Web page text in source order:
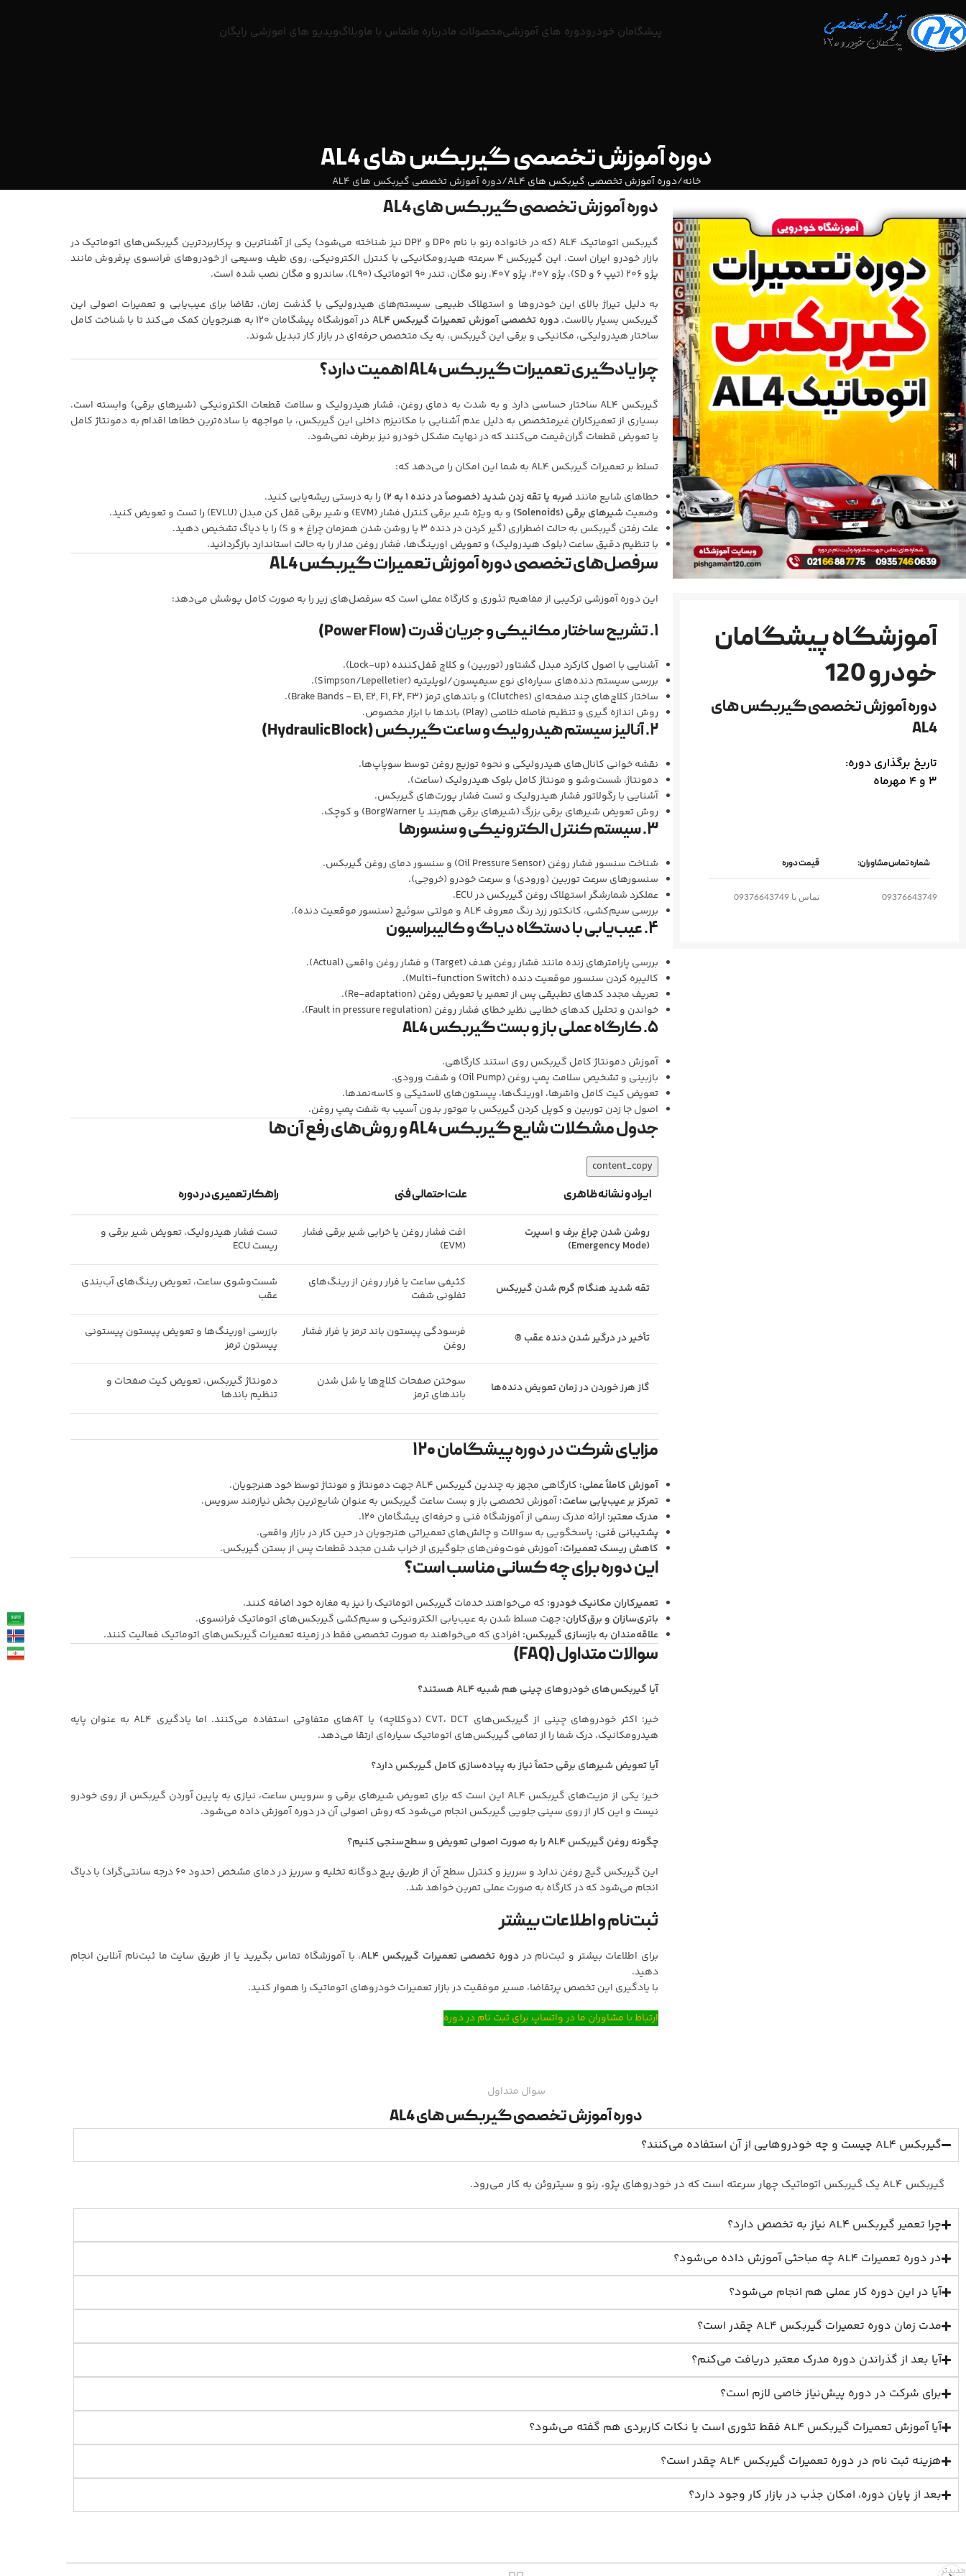
پیشگامان خودرودوره های آموزشیمحصولات مادرباره ماتماس با ماوبلاگویدیو های اموزشی رایگان
دوره آموزش تخصصی گیربکس های AL4
خانه دوره آموزش تخصصی گیربکس های AL4 دوره آموزش تخصصی گیربکس های AL4
آموزشگاه پیشگامان
خودرو 120
دوره آموزش تخصصی گیربکس های
AL4
تاریخ برگذاری دوره:
3 و 4 مهرماه
شماره تماس مشاوران: قیمت دوره
09376643749 تماس با 09376643749
دوره آموزش تخصصی گیربکس های AL4
گیربکس اتوماتیک AL4 (که در خانواده رنو با نام DP0 و DP2 نیز شناخته می‌شود) یکی از آشناترین و پرکاربردترین گیربکس‌های اتوماتیک در
بازار خودرو ایران است. این گیربکس ۴ سرعته هیدرومکانیکی با کنترل الکترونیکی، روی طیف وسیعی از خودروهای فرانسوی پرفروش مانند
پژو ۲۰۶ (تیپ ۶ و SD)، پژو ۲۰۷، پژو ۴۰۷، رنو مگان، تندر ۹۰ اتوماتیک (L90)، ساندرو و مگان نصب شده است.
به دلیل تیراژ بالای این خودروها و استهلاک طبیعی سیستم‌های هیدرولیکی با گذشت زمان، تقاضا برای عیب‌یابی و تعمیرات اصولی این
گیربکس بسیار بالاست.دوره تخصصی آموزش تعمیرات گیربکس AL4
در آموزشگاه پیشگامان ۱۲۰ به هنرجویان کمک می‌کند تا با شناخت کامل
ساختار هیدرولیکی، مکانیکی و برقی این گیربکس، به یک متخصص حرفه‌ای در بازار کار تبدیل شوند.
چرا یادگیری تعمیرات گیربکس AL4 اهمیت دارد؟
گیربکس AL4 ساختار حساسی دارد و به شدت به دمای روغن، فشار هیدرولیک و سلامت قطعات الکترونیکی (شیرهای برقی) وابسته است.
بسیاری از تعمیرکاران غیرمتخصص به دلیل عدم آشنایی با مکانیزم داخلی این گیربکس، با مواجهه با ساده‌ترین خطاها اقدام به دمونتاژ کامل
یا تعویض قطعات گران‌قیمت می‌کنند که در نهایت مشکل خودرو نیز برطرف نمی‌شود.
تسلط بر تعمیرات گیربکس AL4 به شما این امکان را می‌دهد که:
خطاهای شایع مانندضربه یا تقه زدن شدید (خصوصاً در دنده ۱ به ۲)
را به درستی ریشه‌یابی کنید.
وضعیت شیرهای برقی (Solenoids)
و به ویژه شیر برقی کنترل فشار (EVM) و شیر برقی قفل کن مبدل (EVLU) را تست و تعویض کنید.
علت رفتن گیربکس به حالت اضطراری (گیر کردن در دنده ۳ یا روشن شدن همزمان چراغ * و S) را با دیاگ تشخیص دهید.
با تنظیم دقیق ساعت (بلوک هیدرولیک) و تعویض اورینگ‌ها، فشار روغن مدار را به حالت استاندارد بازگردانید.
سرفصل‌های تخصصی دوره آموزش تعمیرات گیربکس AL4
این دوره آموزشی ترکیبی از مفاهیم تئوری و کارگاه عملی است که سرفصل‌های زیر را به صورت کامل پوشش می‌دهد:
۱. تشریح ساختار مکانیکی و جریان قدرت (Power Flow)
آشنایی با اصول کارکرد مبدل گشتاور (توربین) و کلاچ قفل‌کننده (Lock-up).
بررسی سیستم دنده‌های سیاره‌ای نوع سیمپسون/لوپلیتیه (Simpson/Lepelletier).
ساختار کلاچ‌های چند صفحه‌ای (Clutches) و باندهای ترمز (Brake Bands - E1, E2, F1, F2, F3).
روش اندازه گیری و تنظیم فاصله خلاصی (Play) باندها با ابزار مخصوص.
۲. آنالیز سیستم هیدرولیک و ساعت گیربکس (Hydraulic Block)
نقشه خوانی کانال‌های هیدرولیکی و نحوه توزیع روغن توسط سوپاپ‌ها.
دمونتاژ، شست‌وشو و مونتاژ کامل بلوک هیدرولیک (ساعت).
آشنایی با رگولاتور فشار هیدرولیک و تست فشار پورت‌های گیربکس.
روش تعویض شیرهای برقی بزرگ (شیرهای برقی هم‌بند یا BorgWarner) و کوچک.
۳. سیستم کنترل الکترونیکی و سنسورها
شناخت سنسور فشار روغن (Oil Pressure Sensor) و سنسور دمای روغن گیربکس.
سنسورهای سرعت توربین (ورودی) و سرعت خودرو (خروجی).
عملکرد شمارشگر استهلاک روغن گیربکس در ECU.
بررسی سیم‌کشی، کانکتور زرد رنگ معروف AL4 و مولتی سوئیچ (سنسور موقعیت دنده).
۴. عیب‌یابی با دستگاه دیاگ و کالیبراسیون
بررسی پارامترهای زنده مانند فشار روغن هدف (Target) و فشار روغن واقعی (Actual).
کالیبره کردن سنسور موقعیت دنده (Multi-function Switch).
تعریف مجدد کدهای تطبیقی پس از تعمیر یا تعویض روغن (Re-adaptation).
خواندن و تحلیل کدهای خطایی نظیر خطای فشار روغن (Fault in pressure regulation).
۵. کارگاه عملی باز و بست گیربکس AL4
آموزش دمونتاژ کامل گیربکس روی استند کارگاهی.
بازبینی و تشخیص سلامت پمپ روغن (Oil Pump) و شفت ورودی.
تعویض کیت کامل واشرها، اورینگ‌ها، پیستون‌های لاستیکی و کاسه‌نمدها.
اصول جا زدن توربین و کوپل کردن گیربکس با موتور بدون آسیب به شفت پمپ روغن.
جدول مشکلات شایع گیربکس AL4 و روش‌های رفع آن‌ها
content_copy
ایراد و نشانه ظاهری
علت احتمالی فنی راهکار تعمیری در دوره
روشن شدن چراغ برف و اسپرت
(Emergency Mode)
افت فشار روغن یا خرابی شیر برقی فشار
(EVM)
تست فشار هیدرولیک، تعویض شیر برقی و
ریست ECU
تقه شدید هنگام گرم شدن گیربکس
کثیفی ساعت یا فرار روغن از رینگ‌های
تفلونی شفت
شست‌وشوی ساعت، تعویض رینگ‌های آب‌بندی
عقب
تأخیر در درگیر شدن دنده عقب ®
فرسودگی پیستون باند ترمز یا فرار فشار
روغن
بازرسی اورینگ‌ها و تعویض پیستون پیستونی
پیستون ترمز
گاز هرز خوردن در زمان تعویض دنده‌ها
سوختن صفحات کلاچ‌ها یا شل شدن
باندهای ترمز
دمونتاژ گیربکس، تعویض کیت صفحات و
تنظیم باندها
مزایای شرکت در دوره پیشگامان ۱۲۰
آموزش کاملاً عملی: کارگاهی مجهز به چندین گیربکس AL4 جهت دمونتاژ و مونتاژ توسط خود هنرجویان.
تمرکز بر عیب‌یابی ساعت:آموزش تخصصی باز و بست ساعت گیربکس به عنوان شایع‌ترین بخش نیازمند سرویس.
مدرک معتبر: ارائه مدرک رسمی از آموزشگاه فنی و حرفه‌ای پیشگامان ۱۲۰.
پشتیبانی فنی: پاسخگویی به سوالات و چالش‌های تعمیراتی هنرجویان در حین کار در بازار واقعی.
کاهش ریسک تعمیرات:آموزش فوت‌وفن‌های جلوگیری از خراب شدن مجدد قطعات پس از بستن گیربکس.
این دوره برای چه کسانی مناسب است؟
تعمیرکاران مکانیک خودرو: که می‌خواهند خدمات گیربکس اتوماتیک را نیز به مغازه خود اضافه کنند.
باتری‌سازان و برق‌کاران:جهت مسلط شدن به عیب‌یابی الکترونیکی و سیم‌کشی گیربکس‌های اتوماتیک فرانسوی.
علاقه‌مندان به بازسازی گیربکس: افرادی که می‌خواهند به صورت تخصصی فقط در زمینه تعمیرات گیربکس‌های اتوماتیک فعالیت کنند.
سوالات متداول (FAQ)
آیا گیربکس‌های خودروهای چینی هم شبیه AL4 هستند؟
خیر؛ اکثر خودروهای چینی از گیربکس‌های CVT، DCT (دوکلاچه) یا ATهای متفاوتی استفاده می‌کنند. اما یادگیری AL4 به عنوان پایه
هیدرومکانیک، درک شما را از تمامی گیربکس‌های اتوماتیک سیاره‌ای ارتقا می‌دهد.
آیا تعویض شیرهای برقی حتماً نیاز به پیاده‌سازی کامل گیربکس دارد؟
خیر؛ یکی از مزیت‌های گیربکس AL4 این است که برای تعویض شیرهای برقی و سرویس ساعت، نیازی به پایین آوردن گیربکس از روی خودرو
نیست و این کار از روی سینی جلویی گیربکس انجام می‌شود که روش اصولی آن در دوره آموزش داده می‌شود.
چگونه روغن گیربکس AL4 را به صورت اصولی تعویض و سطح‌سنجی کنیم؟
این گیربکس گیج روغن ندارد و سرریز و کنترل سطح آن از طریق پیچ دوگانه تخلیه و سرریز در دمای مشخص (حدود ۶۰ درجه سانتی‌گراد) با دیاگ
انجام می‌شود که در کارگاه به صورت عملی تمرین خواهد شد.
ثبت‌نام و اطلاعات بیشتر
برای اطلاعات بیشتر و ثبت‌نام دردوره تخصصی تعمیرات گیربکس AL4
، با آموزشگاه تماس بگیرید یا از طریق سایت ما ثبت‌نام آنلاین انجام
دهید.
با یادگیری این تخصص پرتقاضا، مسیر موفقیت در بازار تعمیرات خودروهای اتوماتیک را هموار کنید.
ارتباط با مشاوران ما در واتساپ برای ثبت نام در دوره
سوال متداول
دوره آموزش تخصصی گیربکس های AL4
گیربکس AL4 چیست و چه خودروهایی از آن استفاده می‌کنند؟
گیربکس AL4 یک گیربکس اتوماتیک چهار سرعته است که در خودروهای پژو، رنو و سیتروئن به کار می‌رود.
چرا تعمیر گیربکس AL4 نیاز به تخصص دارد؟
در دوره تعمیرات AL4 چه مباحثی آموزش داده می‌شود؟
آیا در این دوره کار عملی هم انجام می‌شود؟
مدت زمان دوره تعمیرات گیربکس AL4 چقدر است؟
آیا بعد از گذراندن دوره مدرک معتبر دریافت می‌کنم؟
برای شرکت در دوره پیش‌نیاز خاصی لازم است؟
آیا آموزش تعمیرات گیربکس AL4 فقط تئوری است یا نکات کاربردی هم گفته می‌شود؟
هزینه ثبت نام در دوره تعمیرات گیربکس AL4 چقدر است؟
بعد از پایان دوره، امکان جذب در بازار کار وجود دارد؟
جدیدتر